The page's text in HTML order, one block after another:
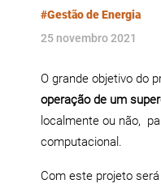
#Gestão de Energia
25 novembro 2021
O grande objetivo do
operação de um
localmente ou não,
computacional.
Com este projeto